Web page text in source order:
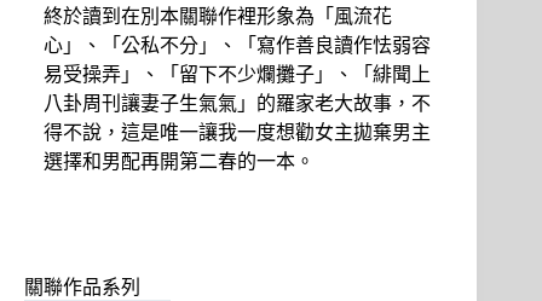
終於讀到在別本關聯作裡形象為「風流花
心」、「公私不分」、「寫作善良讀作怯弱容
易受操弄」、「留下不少爛攤子」、「緋聞上
八卦周刊讓妻子生氣氣」的羅家老大故事，不
得不說，這是唯一讓我一度想勸女主拋棄男主
選擇和男配再開第二春的一本。
關聯作品系列